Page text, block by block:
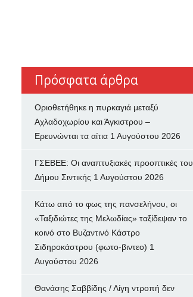
Πρόσφατα άρθρα
Οριοθετήθηκε η πυρκαγιά μεταξύ
Αχλαδοχωρίου και Άγκιστρου –
Ερευνώνται τα αίτια 1 Αυγούστου 2026
ΓΣΕΒΕΕ: Οι αναπτυξιακές προοπτικές του
Δήμου Σιντικής 1 Αυγούστου 2026
Κάτω από το φως της πανσελήνου, οι
«Ταξιδιώτες της Μελωδίας» ταξίδεψαν το
κοινό στο Βυζαντινό Κάστρο
Σιδηροκάστρου (φωτο-βιντεο) 1
Αυγούστου 2026
Θανάσης Σαββίδης / Λίγη ντροπή δεν